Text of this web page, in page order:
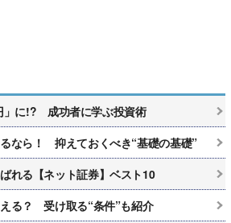
」に!? 成功者に学ぶ投資術
るなら！ 抑えておくべき“基礎の基礎”
れる【ネット証券】ベスト10
える？ 受け取る“条件”も紹介